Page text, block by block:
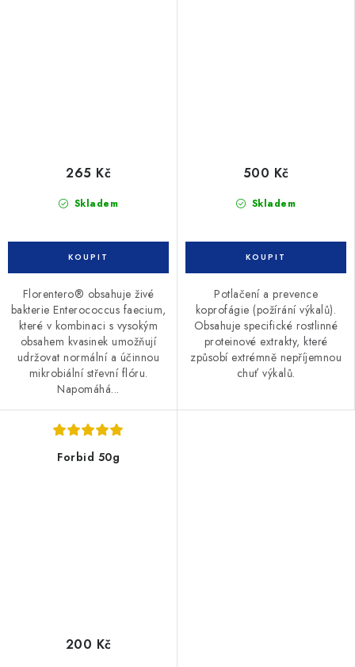
Skladem
265 Kč
Florentero® obsahuje živé
bakterie Enterococcus faecium,
které v kombinaci s vysokým
obsahem kvasinek umožňují
udržovat normální a účinnou
mikrobiální střevní flóru.
Napomáhá...
Skladem
500 Kč
Potlačení a prevence
koprofágie (požírání výkalů).
Obsahuje specifické rostlinné
proteinové extrakty, které
způsobí extrémně nepříjemnou
chuť výkalů.
Forbid 50g
200 Kč